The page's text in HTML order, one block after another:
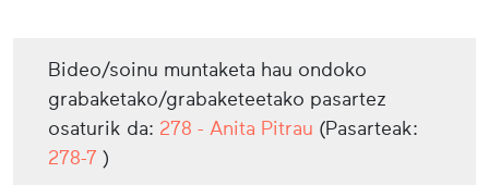
Bideo/soinu muntaketa hau ondoko
grabaketako/grabaketeetako pasartez
osaturik da: 278 - Anita Pitrau (Pasarteak:
278-7 )